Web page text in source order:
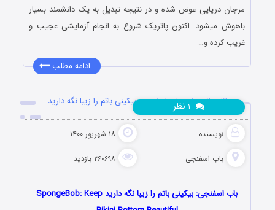
مرجان دریایی عوض شده و در نتیجه تبدیل به یک دانشمند بسیار
باهوش میشود. اکنون پاتریک شروع به انجام آزمایشی عجیب و
غریب کرده و…
ادامه مطلب
دانلود انیمیشن باب اسفنجی: بیکینی باتم را زیبا نگه دارید
نویسنده ۱۸ شهریور ۱۴۰۰
باب اسفنجی ۲۶۰۶۹۸ بازدید
نظر
باب اسفنجی: بیکینی باتم را زیبا نگه دارید SpongeBob: Keep